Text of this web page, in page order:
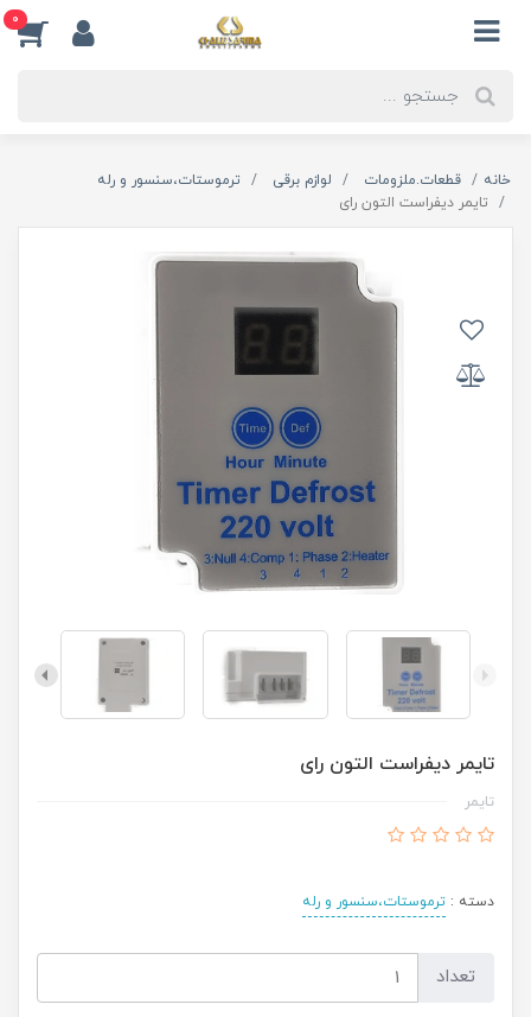
0
خانه قطعات.ملزومات لوازم برقی
ترموستات،سنسور و رله
تایمر دیفراست التون رای
تایمر دیفراست التون رای
تایمر
دسته : ترموستات،سنسور و رله
تعداد